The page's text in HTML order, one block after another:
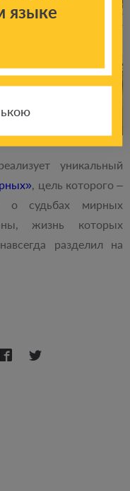
уникальный
, цель которого ‒
о судьбах мирных
жизнь которых
разделил на
языке